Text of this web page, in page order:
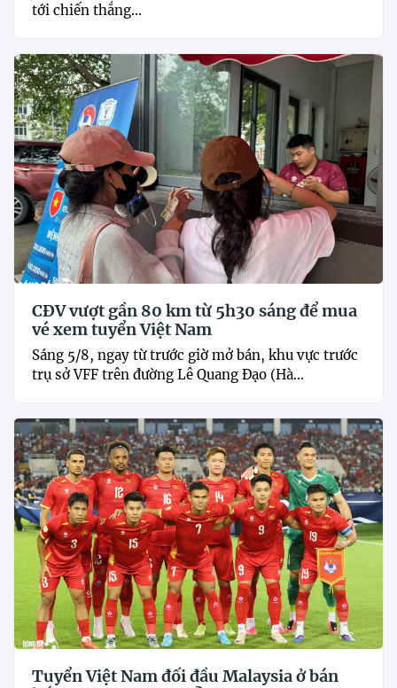
tới chiến thắng...
CĐV vượt gần 80 km từ 5h30 sáng để mua
vé xem tuyển Việt Nam
Sáng 5/8, ngay từ trước giờ mở bán, khu vực trước
trụ sở VFF trên đường Lê Quang Đạo (Hà...
Tuyển Việt Nam đối đầu Malaysia ở bán